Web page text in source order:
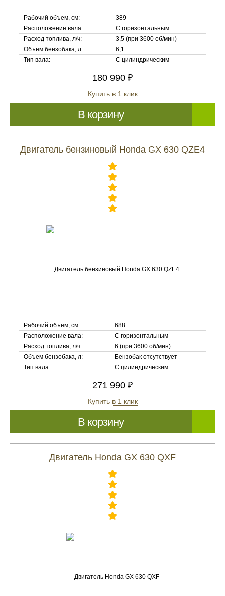
Рабочий объем, см:
389
Расположение вала:
С горизонтальным
Расход топлива, л/ч:
3,5 (при 3600 об/мин)
Объем бензобака, л:
6,1
Тип вала:
С цилиндрическим
180 990 ₽
Купить в 1 клик
В корзину
Двигатель бензиновый Honda GX 630 QZE4
Рабочий объем, см:
688
Расположение вала:
С горизонтальным
Расход топлива, л/ч:
6 (при 3600 об/мин)
Объем бензобака, л:
Бензобак отсутствует
Тип вала:
С цилиндрическим
271 990 ₽
Купить в 1 клик
В корзину
Двигатель Honda GX 630 QXF